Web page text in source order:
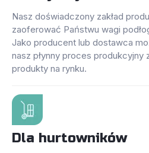
Nasz doświadczony zakład
zaoferować Państwu wagi
Jako producent lub dostawca
nasz płynny proces produkcyjny
produkty na rynku.
Dla hurtowników